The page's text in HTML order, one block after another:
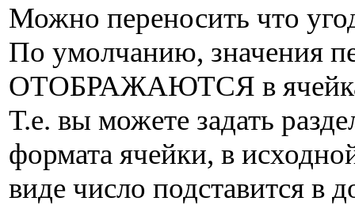
Можно переносить что
По умолчанию, значения
ОТОБРАЖАЮТСЯ в
Т.е. вы можете задать
формата ячейки, в
виде число подставится в